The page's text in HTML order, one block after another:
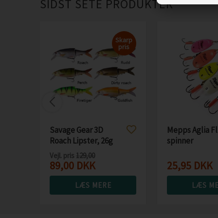
SIDST SETE PRODUKTER
Skarp
pris
Savage Gear 3D
Roach Lipster, 26g
Vejl. pris 129,00
89,00 DKK
LÆS MERE
Mepps Aglia
spinner
25,95 DKK
LÆS